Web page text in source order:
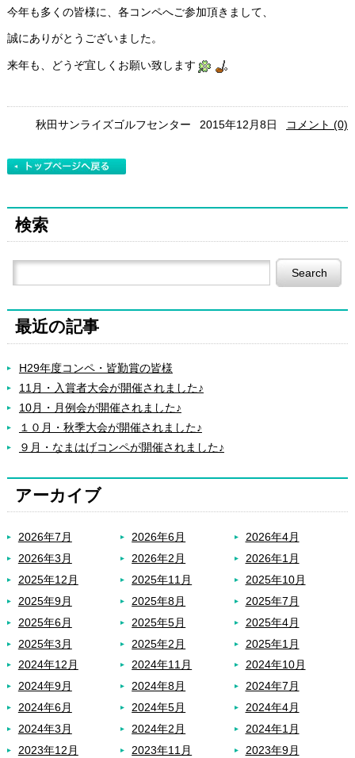
今年も多くの皆様に、各コンペへご参加頂きまして、
誠にありがとうございました。
来年も、どうぞ宜しくお願い致します
秋田サンライズゴルフセンター 2015年12月8日 コメント (0)
検索
最近の記事
H29年度コンペ・皆勤賞の皆様
11月・入賞者大会が開催されました♪
10月・月例会が開催されました♪
１０月・秋季大会が開催されました♪
９月・なまはげコンペが開催されました♪
アーカイブ
2026年7月 2026年6月
2026年4月
2026年3月
2026年2月
2026年1月
2025年12月
2025年11月
2025年10月
2025年9月
2025年8月
2025年7月
2025年6月
2025年5月
2025年4月
2025年3月
2025年2月
2025年1月
2024年12月
2024年11月
2024年10月
2024年9月
2024年8月
2024年7月
2024年6月
2024年5月
2024年4月
2024年3月
2024年2月
2024年1月
2023年12月
2023年11月
2023年9月